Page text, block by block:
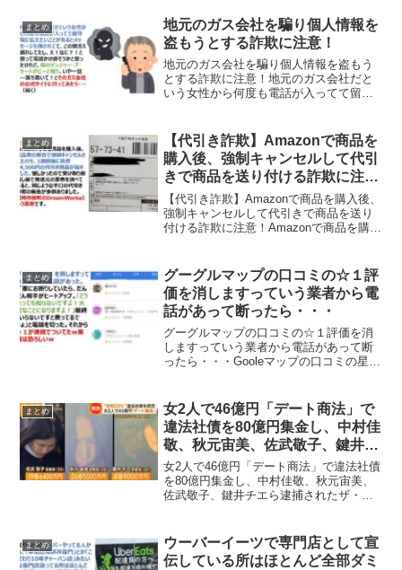
す。」迷惑メールは大体エロ...
まとめ
地元のガス会社を騙り個人情報を
盗もうとする詐欺に注意！
地元のガス会社を騙り個人情報を盗もう
とする詐欺に注意！地元のガス会社だと
いう女性から何度も電話が入ってて留守
え！なに？！と思って電話かけ直そうか
と思ったけれど、脳のデン...
まとめ
【代引き詐欺】Amazonで商品を
購入後、強制キャンセルして代引
きで商品を送り付ける詐欺に注
意！
【代引き詐欺】Amazonで商品を購入後、
強制キャンセルして代引きで商品を送り
付ける詐欺に注意！Amazonで商品を購入
けてくる詐欺に注意してください！な
お、Dr...
まとめ
グーグルマップの口コミの☆１評
価を消しますっていう業者から電
話があって断ったら・・・
グーグルマップの口コミの☆１評価を消
しますっていう業者から電話があって断
ったら・・・Gooleマップの口コミの星１
報復でまさかの星1がつけられたという投
稿が反響を呼んで...
まとめ
女2人で46億円「デート商法」で
違法社債を80億円集金し、中村佳
敬、秋元宙美、佐武敬子、鍵井チ
エら逮捕されたザ・グランシール
ドの闇が深い
女2人で46億円「デート商法」で違法社債
を80億円集金し、中村佳敬、秋元宙美、
佐武敬子、鍵井チエら逮捕されたザ・グ
（38）、佐武敬子（35）、鍵井チエ
（34）ら8人が...
まとめ
ウーバーイーツで専門店として宣
伝している所はほとんど全部ダミ